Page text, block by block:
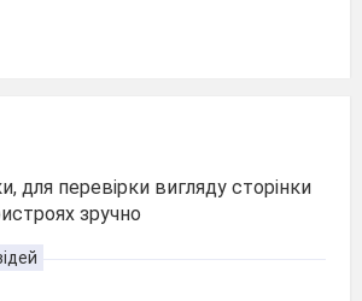
для перевірки вигляду сторінки
зручно